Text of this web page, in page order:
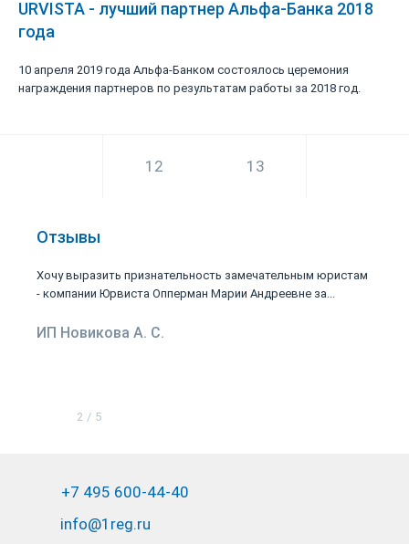
URVISTA - лучший партнер Альфа-Банка 2018
года
10 апреля 2019 года Альфа-Банком состоялось церемония
награждения партнеров по результатам работы за 2018 год.
12 13
Отзывы
Хочу выразить признательность замечательным юристам
- компании Юрвиста Опперман Марии Андреевне за...
ИП Новикова А. С.
2 / 5
+7 495 600-44-40
info@1reg.ru